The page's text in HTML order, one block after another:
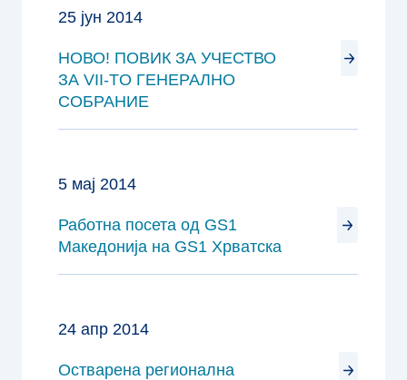
25 јун 2014
НОВО! ПОВИК ЗА УЧЕСТВО
ЗА VII-TO ГЕНЕРАЛНО
СОБРАНИЕ
5 мај 2014
Работна посета од GS1
Македонија на GS1 Хрватска
24 апр 2014
Остварена регионална